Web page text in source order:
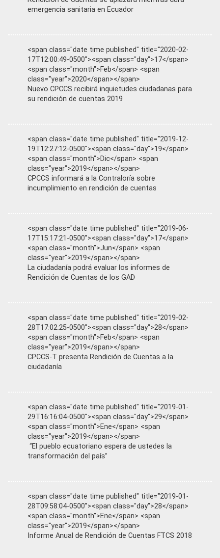
emergencia sanitaria en Ecuador
<span class="date time published" title="2020-02-
17T12:00:49-0500"><span class="day">17</span>
<span class="month">Feb</span> <span
class="year">2020</span></span>
Nuevo CPCCS recibirá inquietudes ciudadanas para
su rendición de cuentas 2019
<span class="date time published" title="2019-12-
19T12:27:12-0500"><span class="day">19</span>
<span class="month">Dic</span> <span
class="year">2019</span></span>
CPCCS informará a la Contraloría sobre
incumplimiento en rendición de cuentas
<span class="date time published" title="2019-06-
17T15:17:21-0500"><span class="day">17</span>
<span class="month">Jun</span> <span
class="year">2019</span></span>
La ciudadanía podrá evaluar los informes de
Rendición de Cuentas de los GAD
<span class="date time published" title="2019-02-
28T17:02:25-0500"><span class="day">28</span>
<span class="month">Feb</span> <span
class="year">2019</span></span>
CPCCS-T presenta Rendición de Cuentas a la
ciudadanía
<span class="date time published" title="2019-01-
29T16:16:04-0500"><span class="day">29</span>
<span class="month">Ene</span> <span
class="year">2019</span></span>
“El pueblo ecuatoriano espera de ustedes la
transformación del país”
<span class="date time published" title="2019-01-
28T09:58:04-0500"><span class="day">28</span>
<span class="month">Ene</span> <span
class="year">2019</span></span>
Informe Anual de Rendición de Cuentas FTCS 2018